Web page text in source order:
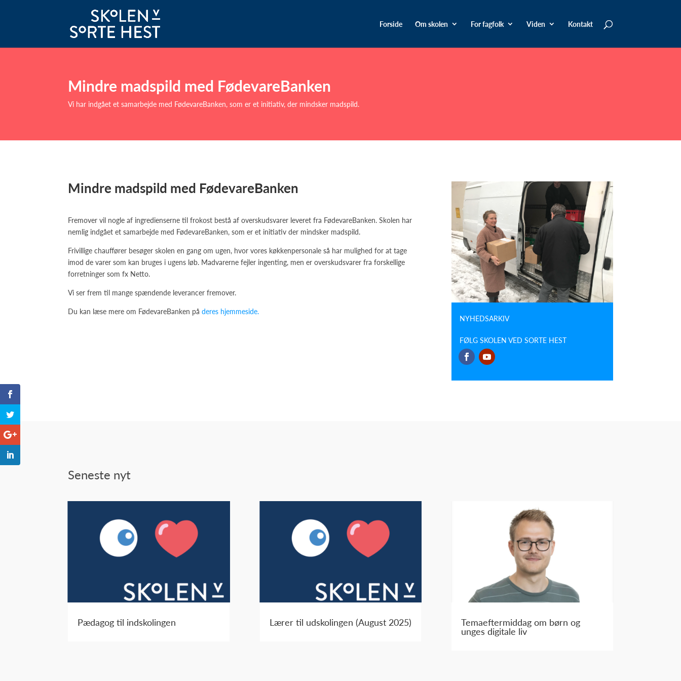
Forside Om skolen For fagfolk Viden Kontakt
Mindre madspild med FødevareBanken
Vi har indgået et samarbejde med FødevareBanken, som er et initiativ, der mindsker madspild.
Mindre madspild med FødevareBanken
Fremover vil nogle af ingredienserne til frokost bestå af overskudsvarer leveret fra FødevareBanken. Skolen har
nemlig indgået et samarbejde med FødevareBanken, som er et initiativ der mindsker madspild.
Frivillige chauffører besøger skolen en gang om ugen, hvor vores køkkenpersonale så har mulighed for at tage
imod de varer som kan bruges i ugens løb. Madvarerne fejler ingenting, men er overskudsvarer fra forskellige
forretninger som fx Netto.
Vi ser frem til mange spændende leverancer fremover.
Du kan læse mere om FødevareBanken påderes hjemmeside.
NYHEDSARKIV
FØLG SKOLEN VED SORTE HEST
Seneste nyt
Pædagog til indskolingen Lærer til udskolingen (August 2025) Temaeftermiddag om børn og
unges digitale liv